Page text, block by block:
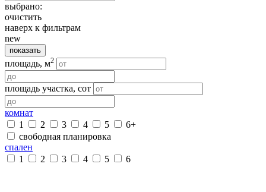
выбрано:
очистить
наверх к фильтрам
new
показать
площадь, м2
площадь участка, сот
комнат
1
2 3 4 5
6+
свободная планировка
спален
1
2 3 4 5 6